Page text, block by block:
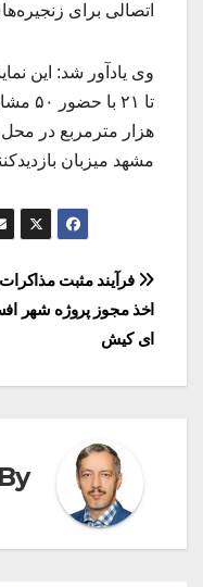
اتصالی برای
هزار مترمربع در محل
مشهد میزبان
راهبری
نوشته
فرآیند مثبت
اخذ مجوز پروژه شهر
ای کیش
By